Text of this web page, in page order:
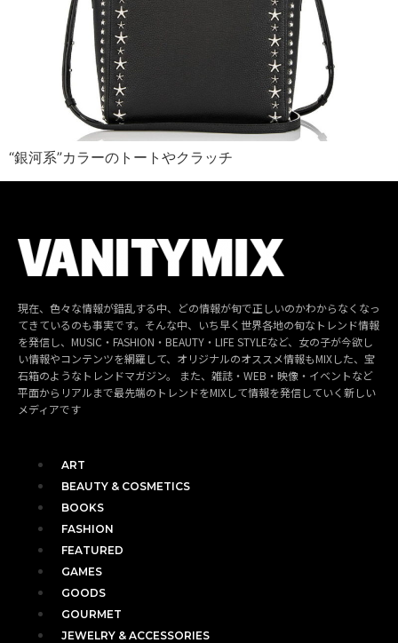
“銀河系”カラーのトートやクラッチ
現在、色々な情報が錯乱する中、どの情報が旬で正しいのかわからなくなっ
てきているのも事実です。そんな中、いち早く世界各地の旬なトレンド情報
を発信し、MUSIC・FASHION・BEAUTY・LIFE STYLEなど、女の子が今欲し
い情報やコンテンツを網羅して、オリジナルのオススメ情報もMIXした、宝
石箱のようなトレンドマガジン。 また、雑誌・WEB・映像・イベントなど
平面からリアルまで最先端のトレンドをMIXして情報を発信していく新しい
メディアです
ART
BEAUTY & COSMETICS
BOOKS
FASHION
FEATURED
GAMES
GOODS
GOURMET
JEWELRY & ACCESSORIES